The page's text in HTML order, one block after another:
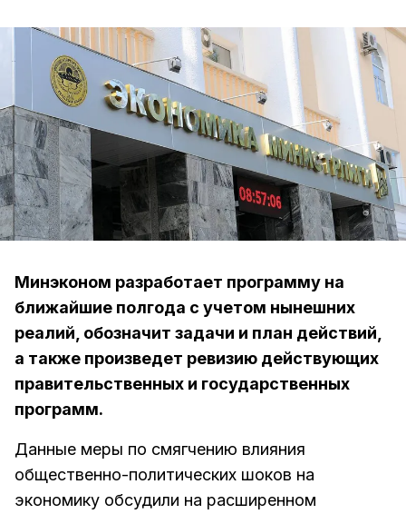
Минэконом разработает программу на
ближайшие полгода с учетом нынешних
реалий, обозначит задачи и план действий,
а также произведет ревизию действующих
правительственных и государственных
программ.
Данные меры по смягчению влияния
общественно-политических шоков на
экономику обсудили на расширенном